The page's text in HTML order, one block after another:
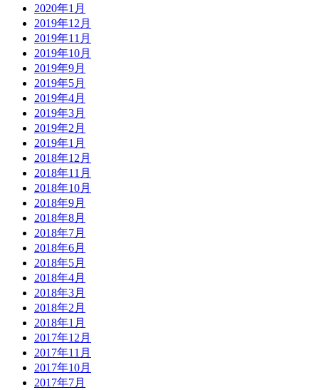
2020年1月
2019年12月
2019年11月
2019年10月
2019年9月
2019年5月
2019年4月
2019年3月
2019年2月
2019年1月
2018年12月
2018年11月
2018年10月
2018年9月
2018年8月
2018年7月
2018年6月
2018年5月
2018年4月
2018年3月
2018年2月
2018年1月
2017年12月
2017年11月
2017年10月
2017年7月